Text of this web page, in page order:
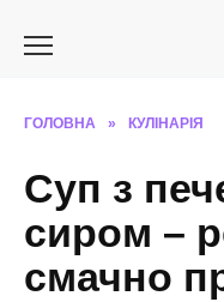
ГОЛОВНА » КУЛІНАРІЯ
Суп з
сиром –
смачно